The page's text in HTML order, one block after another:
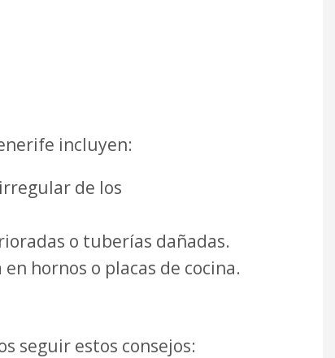
incluyen:
de los
o tuberías dañadas.
hornos o placas de cocina.
seguir estos consejos: